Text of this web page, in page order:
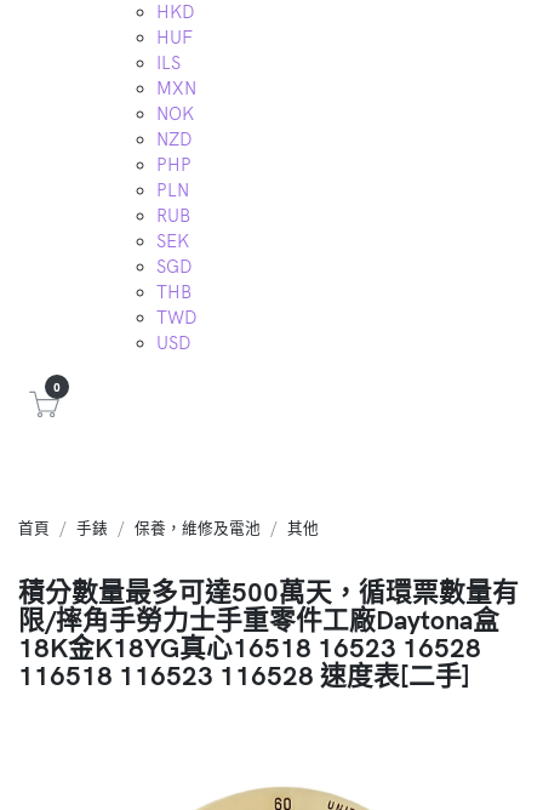
HKD
HUF
ILS
MXN
NOK
NZD
PHP
PLN
RUB
SEK
SGD
THB
TWD
USD
0
首頁 手錶 保養，維修及電池 其他
積分數量最多可達500萬天，循環票數量有
限/摔角手勞力士手重零件工廠Daytona盒
18K金K18YG真心16518 16523 16528
116518 116523 116528 速度表[二手]